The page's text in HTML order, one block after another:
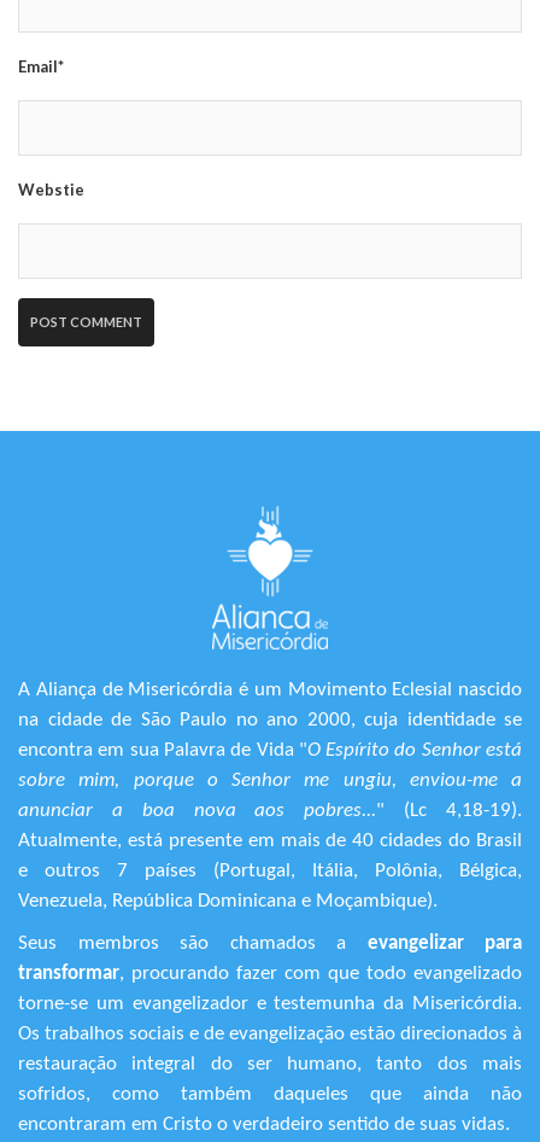
Email*
Webstie
A Aliança de Misericórdia é um Movimento Eclesial nascido
na cidade de São Paulo no ano 2000, cuja identidade se
encontra em sua Palavra de Vida "O Espírito do Senhor está
sobre mim, porque o Senhor me ungiu, enviou-me a
anunciar a boa nova aos pobres..." (Lc 4,18-19).
Atualmente, está presente em mais de 40 cidades do Brasil
e outros 7 países (Portugal, Itália, Polônia, Bélgica,
Venezuela, República Dominicana e Moçambique).
Seus membros são chamados a evangelizar para
transformar, procurando fazer com que todo evangelizado
torne-se um evangelizador e testemunha da Misericórdia.
Os trabalhos sociais e de evangelização estão direcionados à
restauração integral do ser humano, tanto dos mais
sofridos, como também daqueles que ainda não
encontraram em Cristo o verdadeiro sentido de suas vidas.